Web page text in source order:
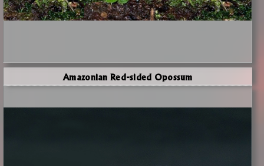
Amazonian Red-sided Opossum